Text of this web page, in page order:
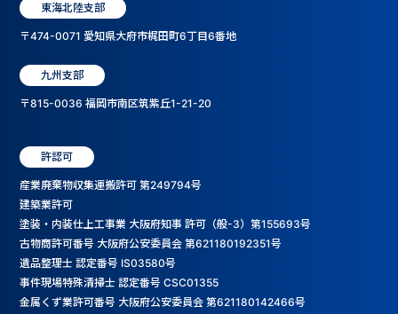
東海北陸支部
〒474-0071 愛知県大府市梶田町6丁目6番地
九州支部
〒815-0036 福岡市南区筑紫丘1-21-20
許認可
産業廃棄物収集運搬許可 第249794号
建築業許可
塗装・内装仕上工事業 大阪府知事 許可（般-3）第155693号
古物商許可番号 大阪府公安委員会 第621180192351号
遺品整理士 認定番号 IS03580号
事件現場特殊清掃士 認定番号 CSC01355
金属くず業許可番号 大阪府公安委員会 第621180142466号